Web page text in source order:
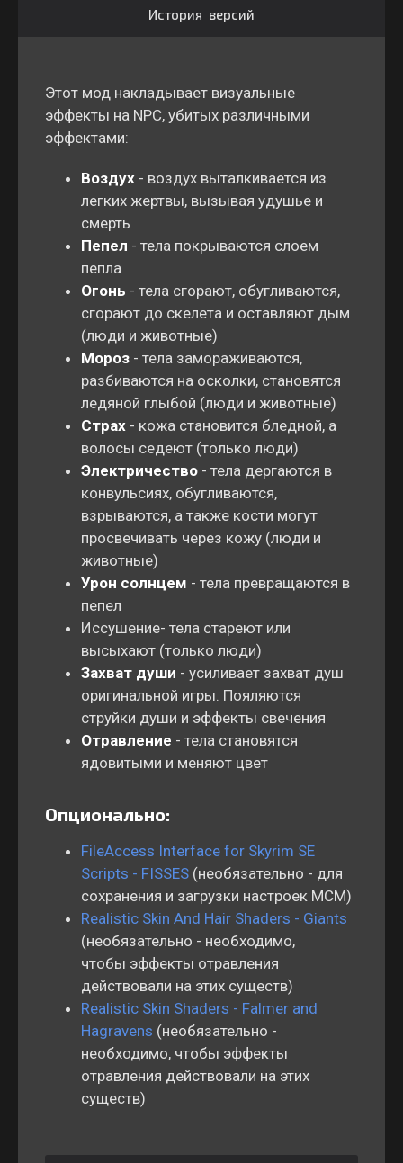
История версий
Этот мод накладывает визуальные
эффекты на NPC, убитых различными
эффектами:
Воздух - воздух выталкивается из
легких жертвы, вызывая удушье и
смерть
Пепел - тела покрываются слоем
пепла
Огонь - тела сгорают, обугливаются,
сгорают до скелета и оставляют дым
(люди и животные)
Мороз - тела замораживаются,
разбиваются на осколки, становятся
ледяной глыбой (люди и животные)
Страх - кожа становится бледной, а
волосы седеют (только люди)
Электричество - тела дергаются в
конвульсиях, обугливаются,
взрываются, а также кости могут
просвечивать через кожу (люди и
животные)
Урон солнцем - тела превращаются в
пепел
Иссушение- тела стареют или
высыхают (только люди)
Захват души - усиливает захват душ
оригинальной игры. Пояляются
струйки души и эффекты свечения
Отравление - тела становятся
ядовитыми и меняют цвет
Опционально:
FileAccess Interface for Skyrim SE
Scripts - FISSES (необязательно - для
сохранения и загрузки настроек MCM)
Realistic Skin And Hair Shaders - Giants
(необязательно - необходимо,
чтобы эффекты отравления
действовали на этих существ)
Realistic Skin Shaders - Falmer and
Hagravens (необязательно -
необходимо, чтобы эффекты
отравления действовали на этих
существ)